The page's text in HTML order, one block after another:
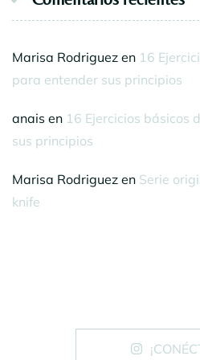
Marisa Rodriguez en 16
para entender sus principios
anais en 16 Ejercicios básicos
sus principios
Marisa Rodriguez en Serie
knife